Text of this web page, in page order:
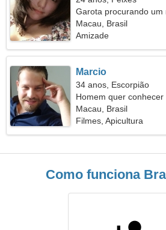
Garota procurando um
Macau, Brasil
Amizade
Marcio
34 anos, Escorpião
Homem quer
Macau, Brasil
Filmes, Apicultura
Como funciona